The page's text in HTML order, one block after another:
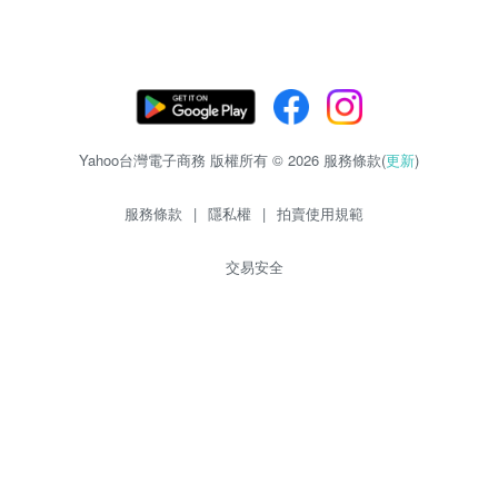
Yahoo台灣電子商務 版權所有 © 2026 服務條款(更新)
服務條款 | 隱私權 | 拍賣使用規範
交易安全